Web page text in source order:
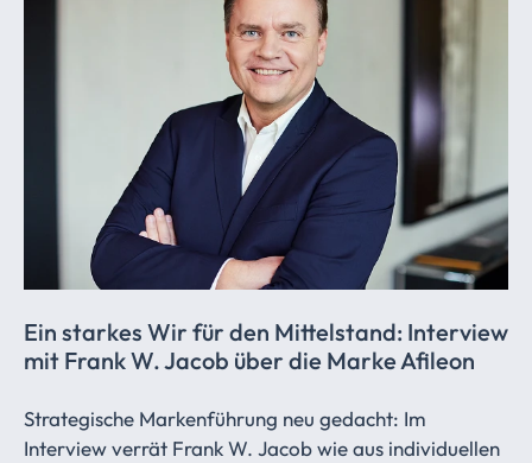
Ein starkes Wir für den Mittelstand: Interview
mit Frank W. Jacob über die Marke Afileon
Strategische Markenführung neu gedacht: Im
Interview verrät Frank W. Jacob wie aus individuellen